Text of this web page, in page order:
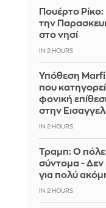
Πουέρτο
την
στο νησί
IN 2 HOURS
Υπόθεση
που
φονική
στην
IN 2 HOURS
Τραμπ: Ο
σύντομα - Δεν
για πολύ
IN 2 HOURS